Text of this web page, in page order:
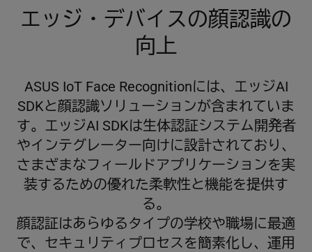
エッジ・デバイスの顔認識の
向上
ASUS IoT Face Recognitionには、エッジAI
SDKと顔認識ソリューションが含まれていま
す。エッジAI SDKは生体認証システム開発者
やインテグレーター向けに設計されており、
さまざまなフィールドアプリケーションを実
装するための優れた柔軟性と機能を提供す
る。
顔認証はあらゆるタイプの学校や職場に最適
で、セキュリティプロセスを簡素化し、運用